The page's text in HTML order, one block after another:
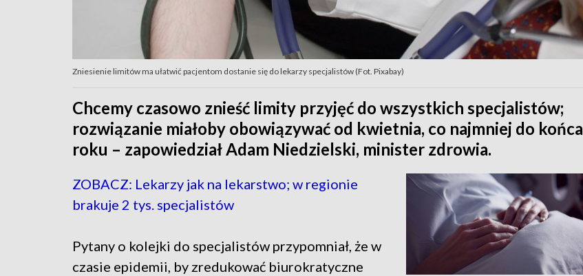
Zniesienie limitów ma ułatwić pacjentom dostanie się do lekarzy specjalistów (Fot. Pixabay)
Chcemy czasowo znieść limity przyjęć do wszystkich specjalistów;
rozwiązanie miałoby obowiązywać od kwietnia, co najmniej do końca
roku – zapowiedział Adam Niedzielski, minister zdrowia.
ZOBACZ: Lekarzy jak na lekarstwo; w regionie
brakuje 2 tys. specjalistów
Pytany o kolejki do specjalistów przypomniał, że w
czasie epidemii, by zredukować biurokratyczne